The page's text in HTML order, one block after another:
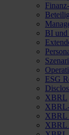
BI und
ESG
XBRL
XBRL
XBRL